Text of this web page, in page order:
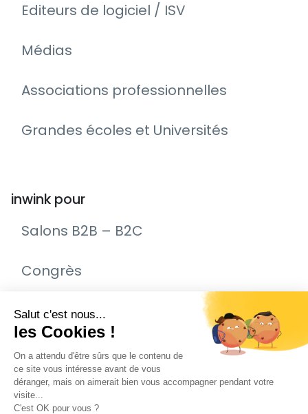
Editeurs de logiciel / ISV
Médias
Associations professionnelles
Grandes écoles et Universités
inwink pour
Salons B2B – B2C
Congrès
Remise de prix – Awards
Journée Portes Ouvertes (JPO)